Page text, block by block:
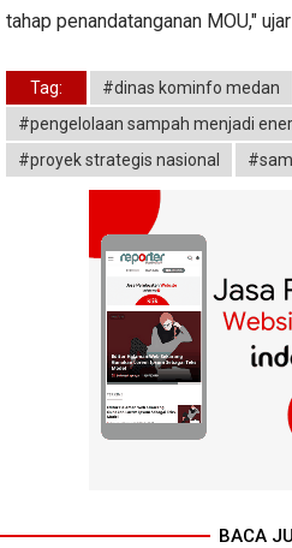
tahap penandatanganan MOU,"
Tag: #dinas kominfo medan
#pengelolaan sampah menjadi
#proyek strategis nasional
BACA